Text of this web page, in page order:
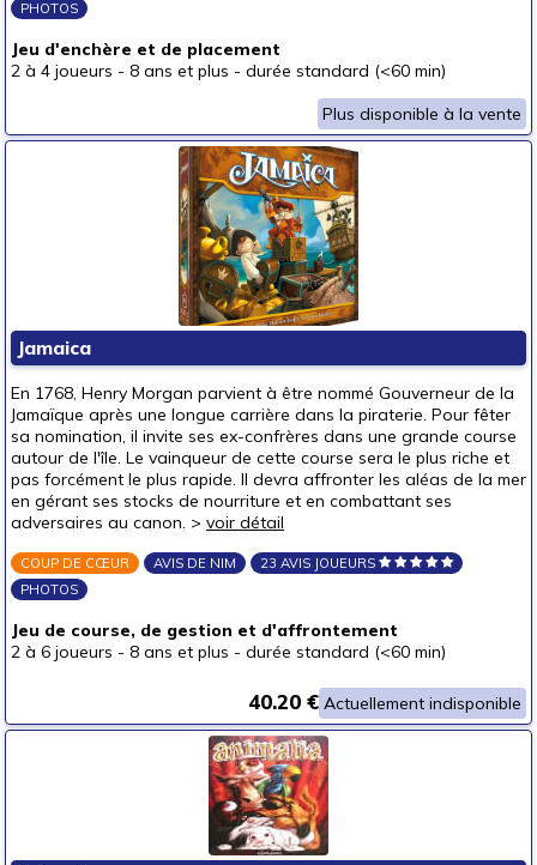
PHOTOS
Jeu d'enchère et de placement
2 à 4 joueurs - 8 ans et plus - durée standard (<60 min)
Plus disponible à la vente
Jamaica
En 1768, Henry Morgan parvient à être nommé Gouverneur de la
Jamaïque après une longue carrière dans la piraterie. Pour fêter
sa nomination, il invite ses ex-confrères dans une grande course
autour de l'île. Le vainqueur de cette course sera le plus riche et
pas forcément le plus rapide. Il devra affronter les aléas de la mer
en gérant ses stocks de nourriture et en combattant ses
adversaires au canon. > voir détail
COUP DE CŒUR AVIS DE NIM
23 AVIS JOUEURS
PHOTOS
Jeu de course, de gestion et d'affrontement
2 à 6 joueurs - 8 ans et plus - durée standard (<60 min)
Actuellement indisponible
40.20 €